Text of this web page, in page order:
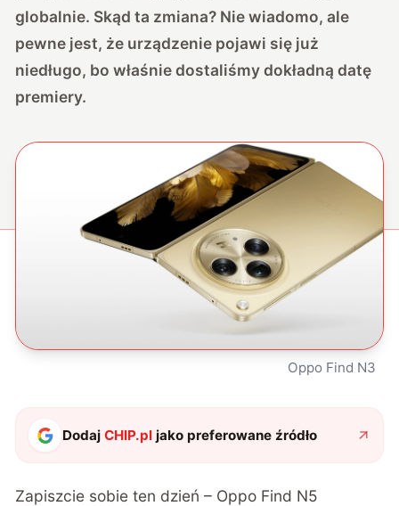
globalnie. Skąd ta zmiana? Nie wiadomo, ale
pewne jest, że urządzenie pojawi się już
niedługo, bo właśnie dostaliśmy dokładną datę
premiery.
Oppo Find N3
DodajCHIP.pl jako preferowane źródło
Zapiszcie sobie ten dzień – Oppo Find N5